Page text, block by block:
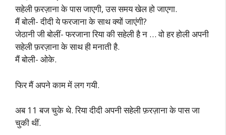
सहेली फ़रज़ाना के पास जाएगी, उस समय खेल हो जाएगा.
मैं बोली- दीदी ये फरजाना के साथ क्यों जाएंगी?
जेठानी जी बोलीं- फरजाना रिया की सहेली है न … वो हर होली अपनी
सहेली फ़रज़ाना के साथ ही मनाती है.
मैं बोली- ओके.
फिर मैं अपने काम में लग गयी.
अब 11 बज चुके थे. रिया दीदी अपनी सहेली फ़रज़ाना के पास जा
चुकी थीं.